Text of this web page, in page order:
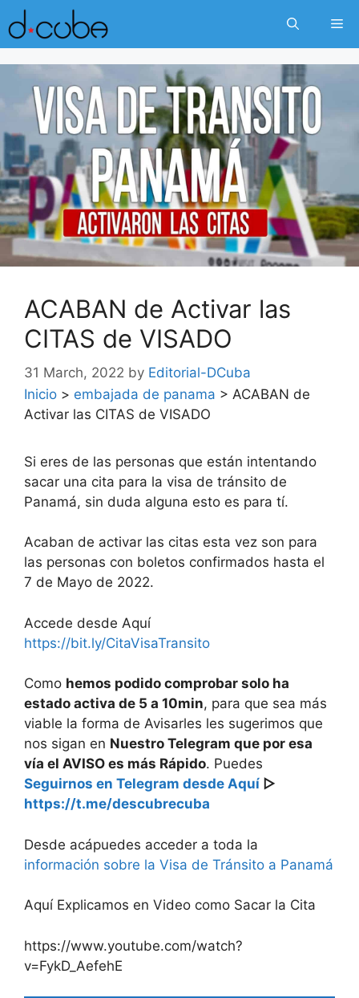
Skip
to
content
ACABAN de Activar las
CITAS de VISADO
31 March, 2022 by Editorial-DCuba
Inicio > embajada de panama > ACABAN de
Activar las CITAS de VISADO
Si eres de las personas que están intentando
sacar una cita para la visa de tránsito de
Panamá, sin duda alguna esto es para tí.
Acaban de activar las citas esta vez son para
las personas con boletos confirmados hasta el
7 de Mayo de 2022.
Accede desde Aquí
https://bit.ly/CitaVisaTransito
Como hemos podido comprobar solo ha
estado activa de 5 a 10min, para que sea más
viable la forma de Avisarles les sugerimos que
nos sigan en Nuestro Telegram que por esa
vía el AVISO es más Rápido. Puedes
Seguirnos en Telegram desde Aquí ▷
https://t.me/descubrecuba
Desde acápuedes acceder a toda la
información sobre la Visa de Tránsito a Panamá
Aquí Explicamos en Video como Sacar la Cita
https://www.youtube.com/watch?
v=FykD_AefehE